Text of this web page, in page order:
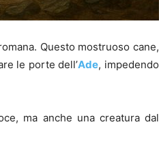
Questo mostruoso cane,
le porte dell’Ade, impedendo
ma anche una creatura dal